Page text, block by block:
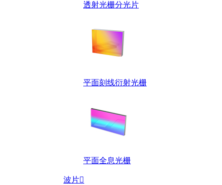
透射光栅分光片
平面刻线衍射光栅
平面全息光栅
波片